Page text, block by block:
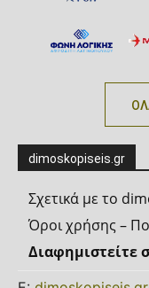
dimoskopiseis.gr
Σχετικά με το
Όροι χρήσης –
Διαφημιστείτε